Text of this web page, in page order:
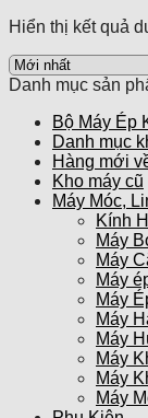
Hiển thị kết quả
Danh mục sản
Bộ Máy Ép
Danh mục
Hàng mới
Kho máy cũ
Máy Móc,
Kính
Máy
Máy
Máy
Máy
Máy
Máy
Máy
Máy
Máy